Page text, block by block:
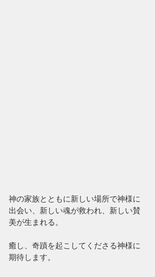
神の家族とともに新しい場所で神様に
出会い、新しい魂が救われ、新しい賛
美が生まれる。
癒し、奇蹟を起こしてくださる神様に
期待します。